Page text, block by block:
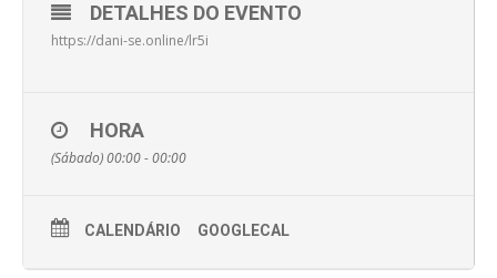
DETALHES DO EVENTO
https://dani-se.online/lr5i
HORA
(Sábado) 00:00 - 00:00
CALENDÁRIO GOOGLECAL